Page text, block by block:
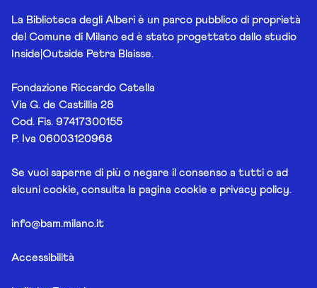
La Biblioteca degli Alberi è un parco pubblico di proprietà
del Comune di Milano ed è stato progettato dallo studio
Inside|Outside Petra Blaisse.
Fondazione Riccardo Catella
Via G. de Castillia 28
Cod. Fis. 97417300155
P. Iva 06003120968
Se vuoi saperne di più o negare il consenso a tutti o ad
alcuni cookie, consulta la pagina cookie e privacy policy.
info@bam.milano.it
Accessibilità